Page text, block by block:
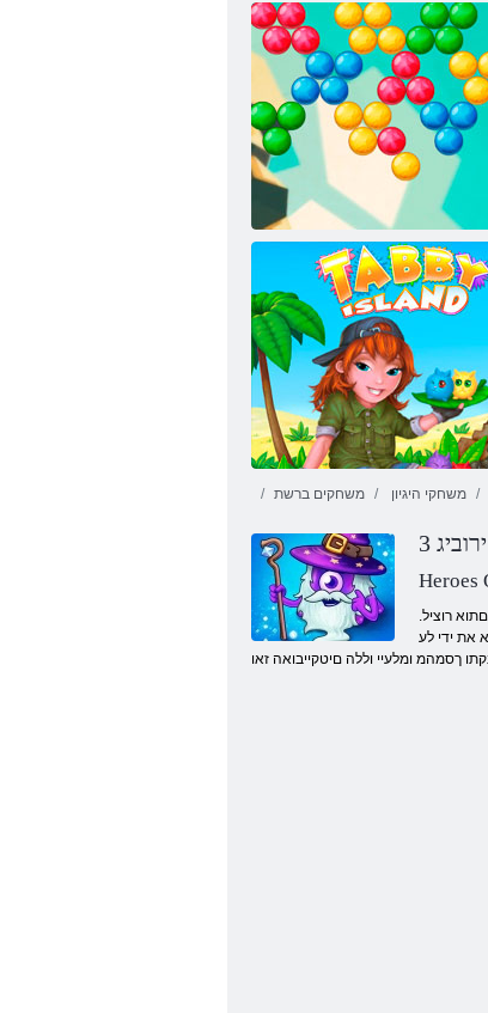
Endless תועוב הרויה
משחקים ברשת משחקי היגיון
Heroes
.תוצלפמ לש םינוש םיגוס םע ברקל אצי םיצימא םירוביג תווצ .תוברקב םהל רוזעת 3 המאתה ירוביגב .םישחל לש םינוש םיגוסב ושמתשי ךלש םירוביגה .םידחוימ םסק יטירפב שמתשהל ךרטצת םתוא רוציל
את ידי לע
ךסמהמ ומלעיי וללה םיטקייבואה זאו